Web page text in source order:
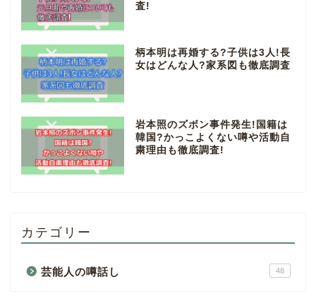
査!
柄本明は再婚する?子供は3人!長
女はどんな人?家系図も徹底調査
岩本照のズボン事件発生!国籍は
韓国?かっこよくない噂や活動自
粛理由も徹底調査!
カテゴリー
芸能人の噂話し 48